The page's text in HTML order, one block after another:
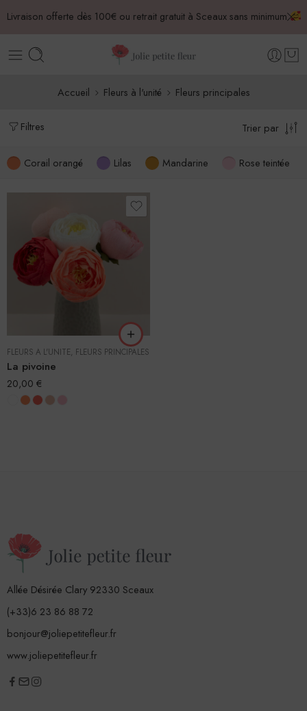
Livraison offerte dès 100€ ou retrait gratuit à Sceaux sans minimum
Accueil Fleurs à l'unité Fleurs principales
Filtres Trier par
Corail orangé Lilas Mandarine Rose teintée
FLEURS À L'UNITÉ FLEURS PRINCIPALES
La pivoine
20,00 €
Allée Désirée Clary 92330 Sceaux
(+33)6 23 86 88 72
bonjour@joliepetitefleur.fr
www.joliepetitefleur.fr